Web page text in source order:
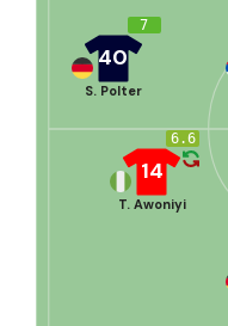
7
40
S. Polter
6.6
14
T. Awoniyi